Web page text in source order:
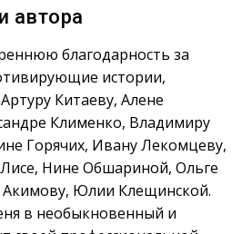
автора
благодарность за
истории,
Китаеву, Алене
Клименко, Владимиру
Горячих, Ивану Лекомцеву,
Нине Обшариной, Ольге
Юлии Клещинской.
в необыкновенный и